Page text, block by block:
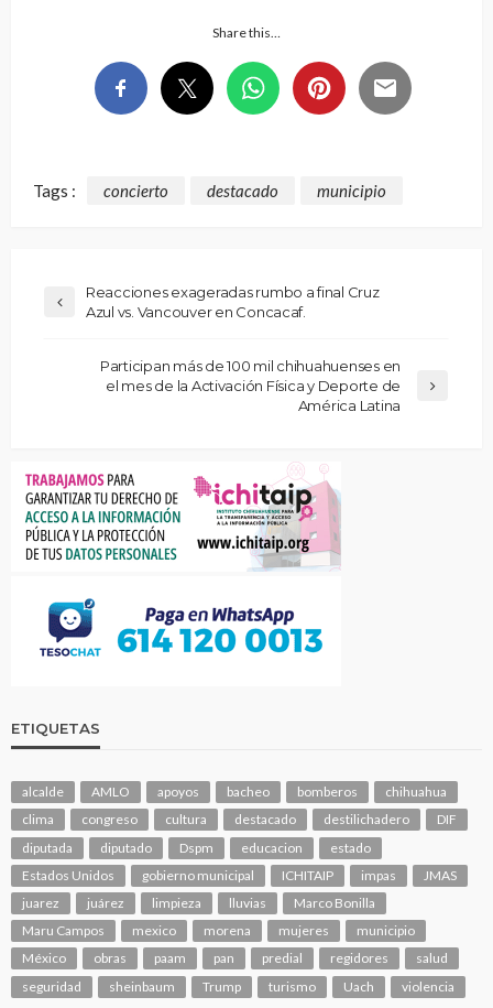
Share this…
Tags : concierto destacado municipio
Reacciones exageradas rumbo a final Cruz
Azul vs. Vancouver en Concacaf.
Participan más de 100 mil chihuahuenses en
el mes de la Activación Física y Deporte de
América Latina
ETIQUETAS
alcalde AMLO apoyos bacheo bomberos
chihuahua
clima
congreso cultura destacado destilichadero
DIF
diputada
diputado Dspm educacion
estado
Estados Unidos
gobierno municipal ICHITAIP impas
JMAS
juarez
juárez limpieza lluvias
Marco Bonilla
Maru Campos
mexico morena mujeres
municipio
México
obras paam pan predial regidores
salud
seguridad
sheinbaum Trump turismo Uach violencia